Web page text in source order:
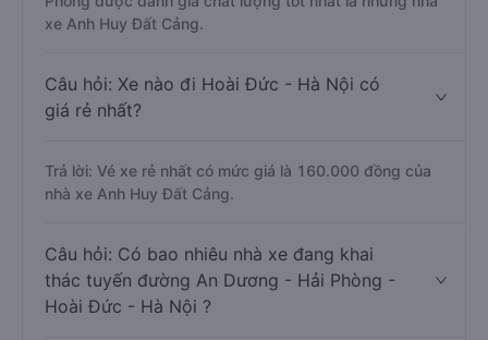
xe Anh Huy Đất Cảng.
Câu hỏi: Xe nào đi Hoài Đức - Hà Nội có
giá rẻ nhất?
Trả lời: Vé xe rẻ nhất có mức giá là 160.000 đồng của
nhà xe Anh Huy Đất Cảng.
Câu hỏi: Có bao nhiêu nhà xe đang khai
thác tuyến đường An Dương - Hải Phòng -
Hoài Đức - Hà Nội ?